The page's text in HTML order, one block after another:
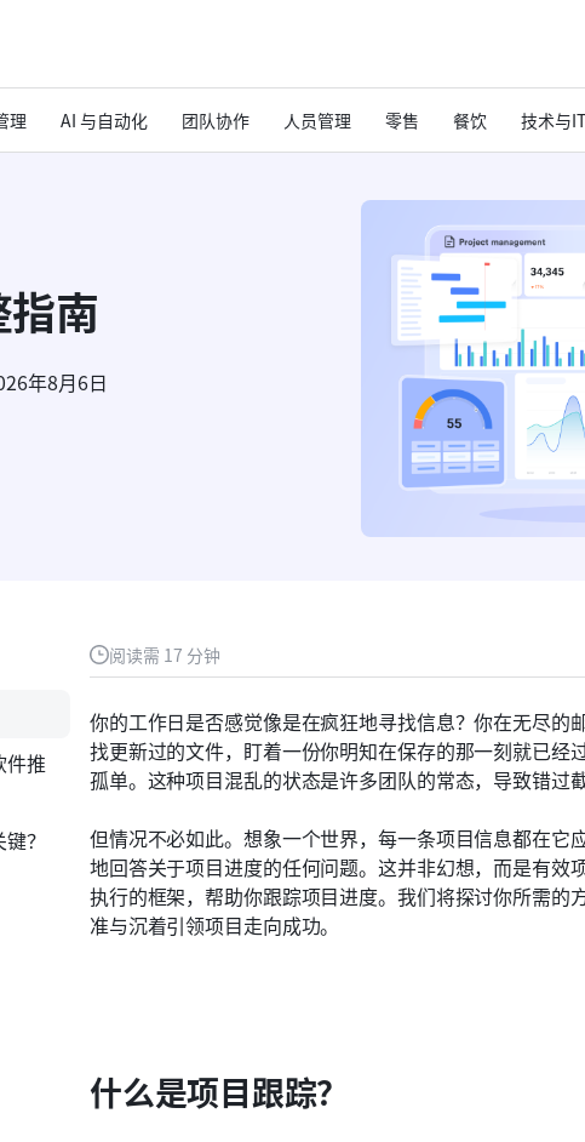
理 AI 与自动化 团队协作 人员管理 零售 餐饮 技术与IT
南
年8月6日
阅读需 17 分钟
你的工作日是否感觉像是在疯狂地寻找信息？你在无尽的
找更新过的文件，盯着一份你明知在保存的那一刻就已经
孤单。这种项目混乱的状态是许多团队的常态，导致错过
但情况不必如此。想象一个世界，每一条项目信息都在
地回答关于项目进度的任何问题。这并非幻想，而是有
执行的框架，帮助你跟踪项目进度。我们将探讨你所需
准与沉着引领项目走向成功。
什么是项目跟踪？
件推
？